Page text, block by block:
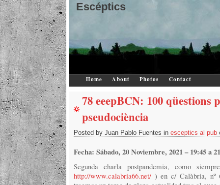
Escéptics
Home About Photos Contact
78 eeepBCN: 100
pseudociència
Posted by Juan Pablo Fuentes in esceptics al pub
Fecha: Sábado, 20 Noviembre, 2021 – 19:45 a
Segunda charla postpandemia, como
http://www.calabria66.net/ ) en c/ Calàbria, nº